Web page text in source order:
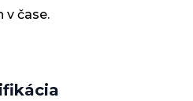
v čase.